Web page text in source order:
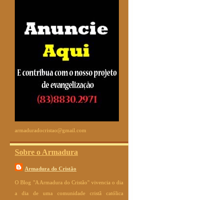
armaduradocristao@gmail.com
Sobre o Armadura
Armadura do Cristão
O Blog "A Armadura do Cristão" vivencia o dia
a dia de uma comunidade cristã católica